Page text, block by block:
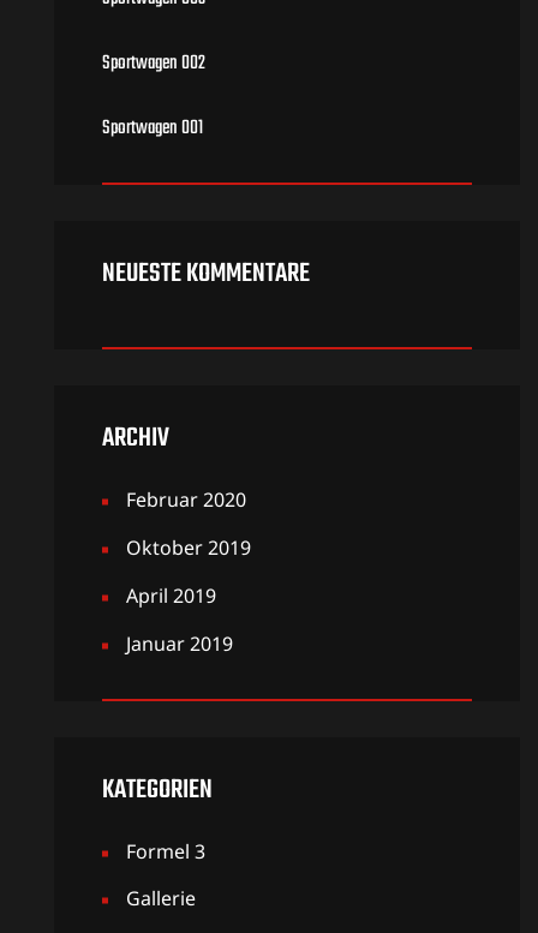
Sportwagen 002
Sportwagen 001
NEUESTE KOMMENTARE
ARCHIV
Februar 2020
Oktober 2019
April 2019
Januar 2019
KATEGORIEN
Formel 3
Gallerie